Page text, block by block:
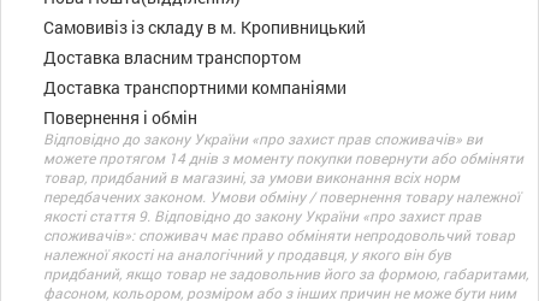
Самовивіз із складу в м. Кропивницький
Доставка власним транспортом
Доставка транспортними компаніями
Повернення і обмін
Відповідно до закону України «про захист прав споживачів» ви
можете протягом 14 днів з моменту покупки повернути або обміняти
товар, придбаний в магазині, за умови виконання всіх норм
передбачених законом. Умови обміну / повернення товару належної
якості стаття 9. Відповідно до закону України «про захист прав
споживачів»: споживач має право обміняти непродовольчий товар
належної якості на аналогічний у продавця, у якого він був
придбаний, якщо товар не задовольнив його за формою, габаритами,
фасоном, кольором, розміром або з інших причин не може бути ним